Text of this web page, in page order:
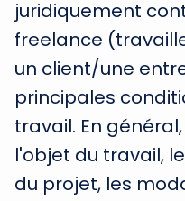
juridiquement
freelance
un client/une
principales
travail. En
l'objet du travail,
du projet, les